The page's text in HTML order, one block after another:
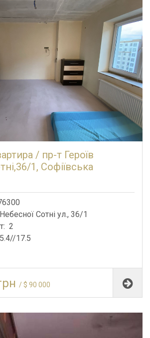
/ пр-т Героїв
1, Софіївська
Сотні ул., 36/1
2
17.5
/ $ 90 000